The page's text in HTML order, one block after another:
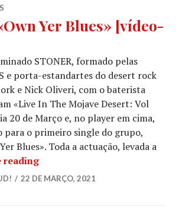
Yer Blues» [vídeo-
STONER, formado pelas
e porta-estandartes do desert rock
e Nick Oliveri, com o baterista
«Live In The Mojave Desert: Vol
20 de Março e, no player em cima,
para o primeiro single do grupo,
Blues». Toda a actuação, levada a
readingSTONER: «Own Yer Blues»
22 DE MARÇO, 2021